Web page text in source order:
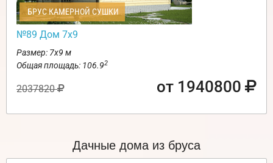
БРУС КАМЕРНОЙ СУШКИ
№89 Дом 7х9
Размер: 7х9 м
Общая площадь: 106.92
2037820 от 1940800
Дачные дома из бруса